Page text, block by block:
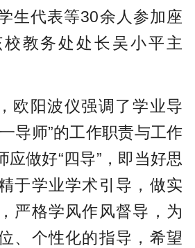
生代表等30余人参加座
教务处处长吴小平主
欧阳波仪强调了学业导
导师”的工作职责与工作
应做好“四导”，即当好思
于学业学术引导，做实
严格学风作风督导，为
、个性化的指导，希望